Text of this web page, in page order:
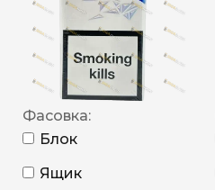
Фасовка:
Блок
Ящик